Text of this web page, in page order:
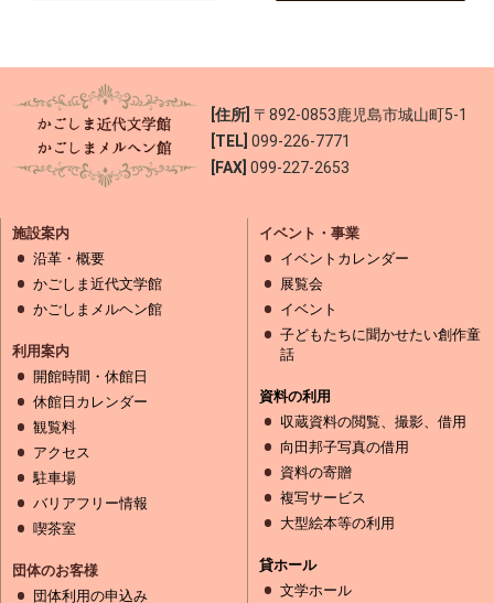
[住所] 〒892-0853鹿児島市城山町5-1
[TEL] 099-226-7771
[FAX] 099-227-2653
施設案内
沿革・概要
かごしま近代文学館
かごしまメルヘン館
利用案内
開館時間・休館日
休館日カレンダー
観覧料
アクセス
駐車場
バリアフリー情報
喫茶室
団体のお客様
団体利用の申込み
イベント・事業
イベントカレンダー
展覧会
イベント
子どもたちに聞かせたい創作童
話
資料の利用
収蔵資料の閲覧、撮影、借用
向田邦子写真の借用
資料の寄贈
複写サービス
大型絵本等の利用
貸ホール
文学ホール